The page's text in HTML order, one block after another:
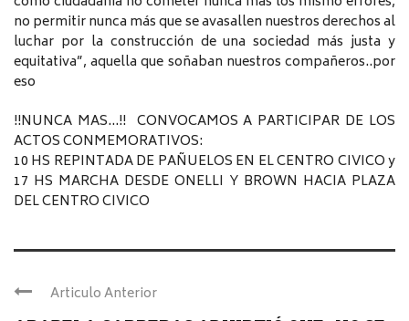
no permitir nunca más que se avasallen nuestros derechos al
luchar por la construcción de una sociedad más justa y
equitativa”, aquella que soñaban nuestros compañeros..por
eso
!!NUNCA MAS…!! CONVOCAMOS A PARTICIPAR DE LOS
ACTOS CONMEMORATIVOS:
10 HS REPINTADA DE PAÑUELOS EN EL CENTRO CIVICO y
17 HS MARCHA DESDE ONELLI Y BROWN HACIA PLAZA
DEL CENTRO CIVICO
Articulo Anterior